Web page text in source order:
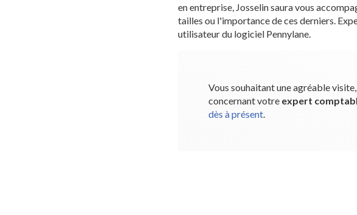
en entreprise, Josselin saura vous
tailles ou l'importance de ces derniers.
utilisateur du logiciel Pennylane.
Vous souhaitant une agréable
concernant votre expert
dès à présent